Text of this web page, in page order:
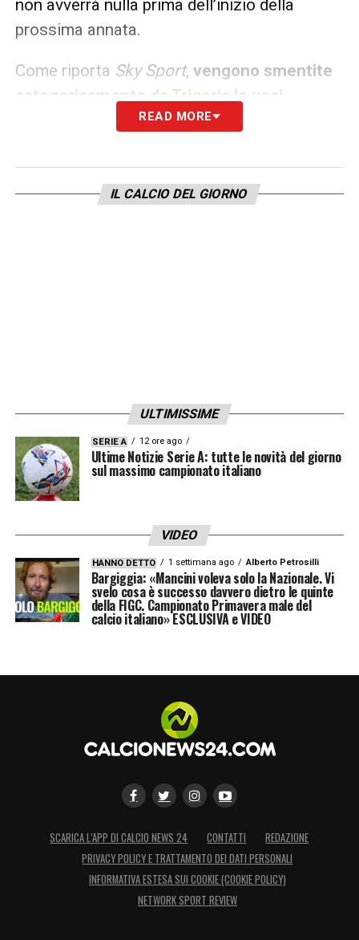
non avverrà nulla prima dell’inizio della
prossima annata.
Come riporta Sky Sport, vengono smentite
categoricamente da Trigoria le voci
sull’esonero del tecnico dopo la debacle al
infuriati, non prenderanno decisioni prima
della fine della stagione.
READ MORE
IL CALCIO DEL GIORNO
ULTIMISSIME
SERIE A 12 ore ago
Ultime Notizie Serie A: tutte le novità del giorno
sul massimo campionato italiano
VIDEO
HANNO DETTO 1 settimana ago Alberto Petrosilli
Bargiggia: «Mancini voleva solo la Nazionale. Vi
svelo cosa è successo davvero dietro le quinte
della FIGC. Campionato Primavera male del
calcio italiano» ESCLUSIVA e VIDEO
SCARICA L’APP DI CALCIO NEWS 24 CONTATTI
REDAZIONE
PRIVACY POLICY E TRATTAMENTO DEI DATI PERSONALI
INFORMATIVA ESTESA SUI COOKIE (COOKIE POLICY)
NETWORK SPORT REVIEW